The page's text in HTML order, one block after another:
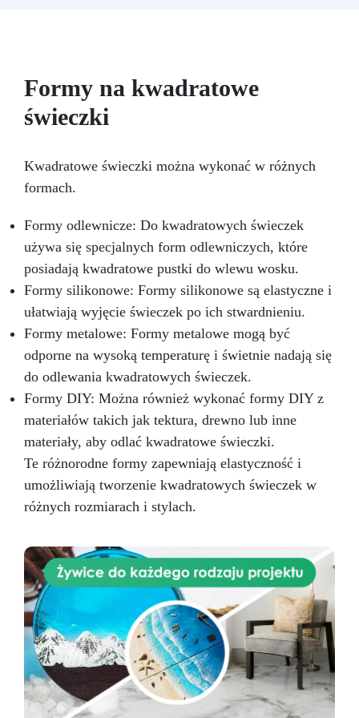
Formy na kwadratowe
świeczki
Kwadratowe świeczki można wykonać w różnych
formach.
Formy odlewnicze: Do kwadratowych świeczek
używa się specjalnych form odlewniczych, które
posiadają kwadratowe pustki do wlewu wosku.
Formy silikonowe: Formy silikonowe są elastyczne i
ułatwiają wyjęcie świeczek po ich stwardnieniu.
Formy metalowe: Formy metalowe mogą być
odporne na wysoką temperaturę i świetnie nadają się
do odlewania kwadratowych świeczek.
Formy DIY: Można również wykonać formy DIY z
materiałów takich jak tektura, drewno lub inne
materiały, aby odlać kwadratowe świeczki.
Te różnorodne formy zapewniają elastyczność i
umożliwiają tworzenie kwadratowych świeczek w
różnych rozmiarach i stylach.